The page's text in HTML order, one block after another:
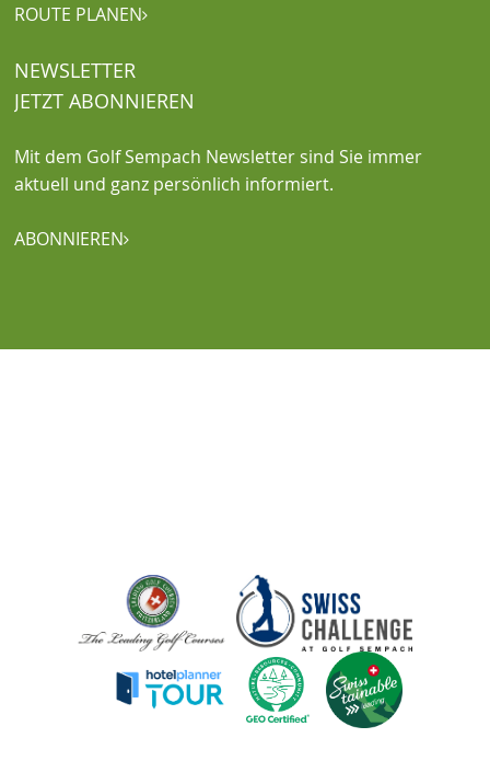
ROUTE PLANEN
NEWSLETTER
JETZT ABONNIEREN
Mit dem Golf Sempach Newsletter sind Sie immer
aktuell und ganz persönlich informiert.
ABONNIEREN